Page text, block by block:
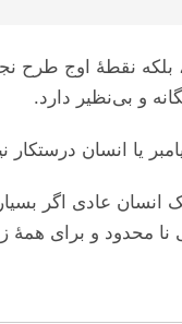
نقطهٔ اوج طرح
و بی‌نظیر دارد.
یا انسان
عادی اگر
نا محدود و برای